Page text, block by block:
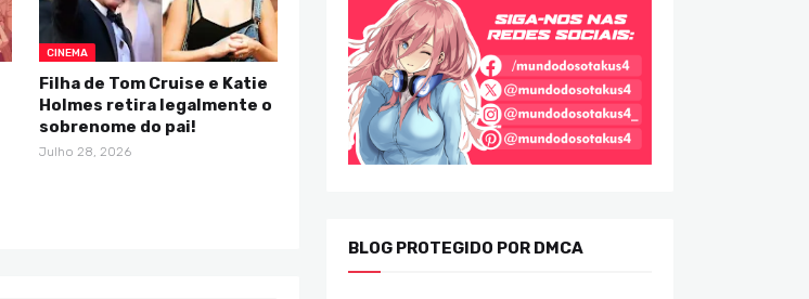
CINEMA
Filha de Tom Cruise e Katie
Holmes retira legalmente o
sobrenome do pai!
Julho 28, 2026
BLOG PROTEGIDO POR DMCA